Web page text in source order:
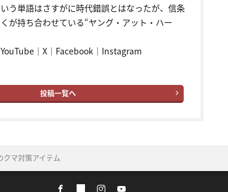
う単語はさすがに時代錯誤とはなったが、信条
が持ち合わせている“ヤング・アット・ハー
YouTube｜ X｜ Facebook｜ Instagram
投稿一覧へ
クマ対策アイテム